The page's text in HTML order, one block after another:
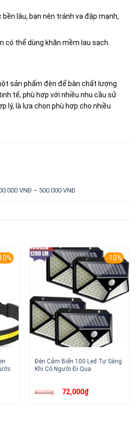
lâu, bạn nên tránh va đập mạnh,
có thể dùng khăn mềm lau sạch.
sản phẩm đèn để bàn chất lượng
tế, phù hợp với nhiều nhu cầu sử
lý, là lựa chọn phù hợp cho nhiều
VNĐ – 500.000 VNĐ
-10%
Đèn Cảm Biến 100 Led Tự Sáng
Khi Có Người Đi Qua
80,000₫ Giá
gốc72,000₫Giá